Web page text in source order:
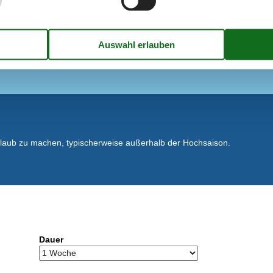
60 m²
Entfernung
Küste
Restaurant
zu machen, typischerweise außerhalb der Hochsaison.
Dauer